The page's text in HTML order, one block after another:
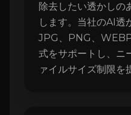
除去したい透かしの
します。当社のAI透
JPG、PNG、
式をサポートし、ニ
ァイルサイズ制限を